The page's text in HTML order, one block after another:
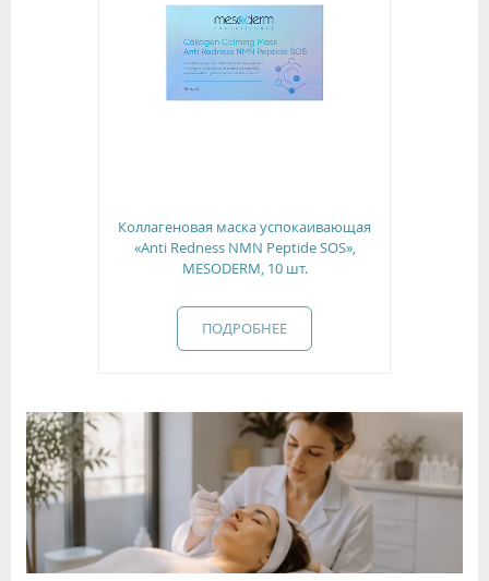
Коллагеновая маска успокаивающая
«Anti Redness NMN Peptide SOS»,
MESODERM, 10 шт.
ПОДРОБНЕЕ